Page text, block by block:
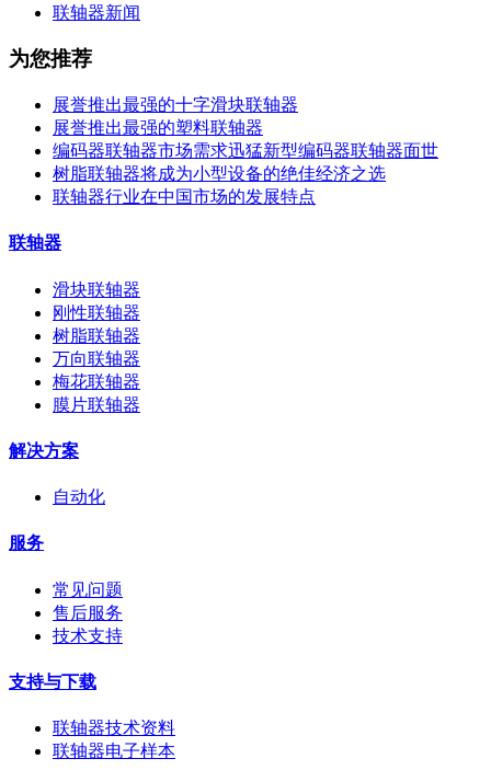
联轴器新闻
为您推荐
展誉推出最强的十字滑块联轴器
展誉推出最强的塑料联轴器
编码器联轴器市场需求迅猛新型编码器联轴器面世
树脂联轴器将成为小型设备的绝佳经济之选
联轴器行业在中国市场的发展特点
联轴器
滑块联轴器
刚性联轴器
树脂联轴器
万向联轴器
梅花联轴器
膜片联轴器
解决方案
自动化
服务
常见问题
售后服务
技术支持
支持与下载
联轴器技术资料
联轴器电子样本